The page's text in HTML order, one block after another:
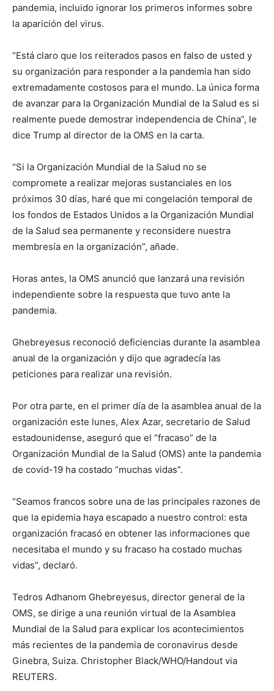
pandemia, incluido ignorar los primeros informes sobre
la aparición del virus.
“Está claro que los reiterados pasos en falso de usted y
su organización para responder a la pandemia han sido
extremadamente costosos para el mundo. La única forma
de avanzar para la Organización Mundial de la Salud es si
realmente puede demostrar independencia de China”, le
dice Trump al director de la OMS en la carta.
“Si la Organización Mundial de la Salud no se
compromete a realizar mejoras sustanciales en los
próximos 30 días, haré que mi congelación temporal de
los fondos de Estados Unidos a la Organización Mundial
de la Salud sea permanente y reconsidere nuestra
membresía en la organización”, añade.
Horas antes, la OMS anunció que lanzará una revisión
independiente sobre la respuesta que tuvo ante la
pandemia.
Ghebreyesus reconoció deficiencias durante la asamblea
anual de la organización y dijo que agradecía las
peticiones para realizar una revisión.
Por otra parte, en el primer día de la asamblea anual de la
organización este lunes, Alex Azar, secretario de Salud
estadounidense, aseguró que el “fracaso” de la
Organización Mundial de la Salud (OMS) ante la pandemia
de covid-19 ha costado “muchas vidas”.
“Seamos francos sobre una de las principales razones de
que la epidemia haya escapado a nuestro control: esta
organización fracasó en obtener las informaciones que
necesitaba el mundo y su fracaso ha costado muchas
vidas”, declaró.
Tedros Adhanom Ghebreyesus, director general de la
OMS, se dirige a una reunión virtual de la Asamblea
Mundial de la Salud para explicar los acontecimientos
más recientes de la pandemia de coronavirus desde
Ginebra, Suiza. Christopher Black/WHO/Handout via
REUTERS.